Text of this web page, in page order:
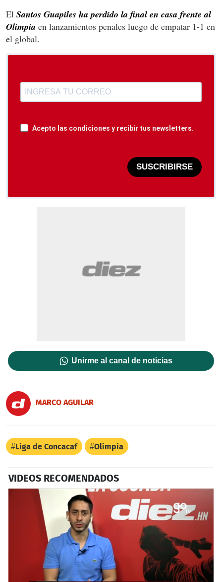
El Santos Guapiles ha perdido la final en casa frente al
Olimpia en lanzamientos penales luego de empatar 1-1 en
el global.
Acepto las condiciones y recibir tus newsletters.
SUSCRIBIRSE
Unirme al canal de noticias
MARCO AGUILAR
Liga de Concacaf Olimpia
VIDEOS RECOMENDADOS